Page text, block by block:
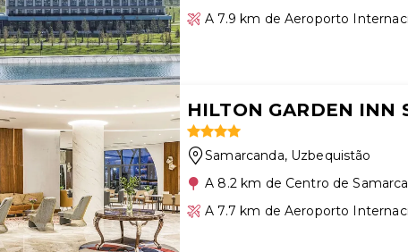
A 7.9 km de Aeroporto
HILTON GARDEN INN
Samarcanda, Uzbequistão
A 8.2 km de Centro de
A 7.7 km de Aeroporto